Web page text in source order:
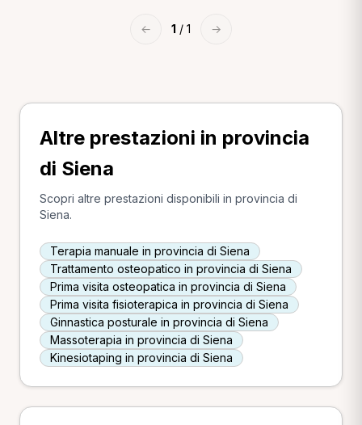
← 1 / 1 →
Altre prestazioni in provincia
di Siena
Scopri altre prestazioni disponibili in provincia di
Siena.
Terapia manuale in provincia di Siena
Trattamento osteopatico in provincia di Siena
Prima visita osteopatica in provincia di Siena
Prima visita fisioterapica in provincia di Siena
Ginnastica posturale in provincia di Siena
Massoterapia in provincia di Siena
Kinesiotaping in provincia di Siena